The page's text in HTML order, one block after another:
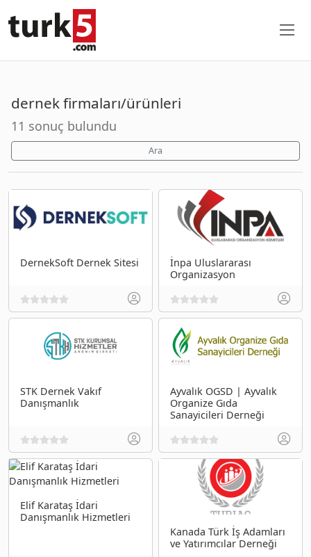
dernek firmaları/ürünleri
11 sonuç bulundu
Ara
DernekSoft Dernek Sitesi
İnpa Uluslararası
Organizasyon
STK Dernek Vakıf
Danışmanlık
Ayvalık OGSD | Ayvalık
Organize Gıda
Sanayicileri Derneği
Elif Karataş İdari
Danışmanlık Hizmetleri
Kanada Türk İş Adamları
ve Yatırımcılar Derneği